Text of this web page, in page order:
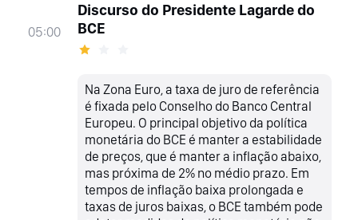
05:00
Discurso do Presidente Lagarde do
BCE
Na Zona Euro, a taxa de juro de referência
é fixada pelo Conselho do Banco Central
Europeu. O principal objetivo da política
monetária do BCE é manter a estabilidade
de preços, que é manter a inflação abaixo,
mas próxima de 2% no médio prazo. Em
tempos de inflação baixa prolongada e
taxas de juros baixas, o BCE também pode